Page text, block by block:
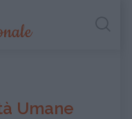
Umane